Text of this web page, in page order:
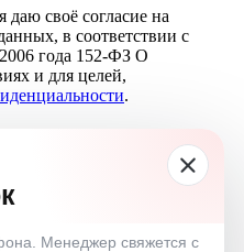
своё согласие на
в соответствии с
года 152-ФЗ О
и для целей,
.
Менеджер свяжется с